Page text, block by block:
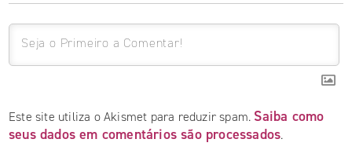
Este site utiliza o Akismet para reduzir spam. Saiba como
seus dados em comentários são processados.